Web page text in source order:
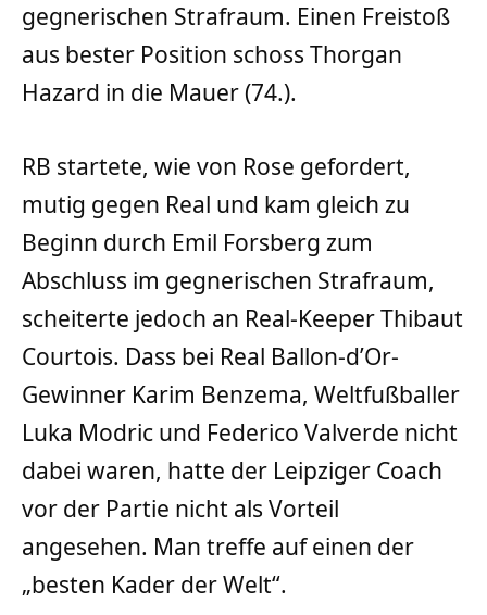
gegnerischen Strafraum. Einen Freistoß
aus bester Position schoss Thorgan
Hazard in die Mauer (74.).
RB startete, wie von Rose gefordert,
mutig gegen Real und kam gleich zu
Beginn durch Emil Forsberg zum
Abschluss im gegnerischen Strafraum,
scheiterte jedoch an Real-Keeper Thibaut
Courtois. Dass bei Real Ballon-d’Or-
Gewinner Karim Benzema, Weltfußballer
Luka Modric und Federico Valverde nicht
dabei waren, hatte der Leipziger Coach
vor der Partie nicht als Vorteil
angesehen. Man treffe auf einen der
„besten Kader der Welt“.